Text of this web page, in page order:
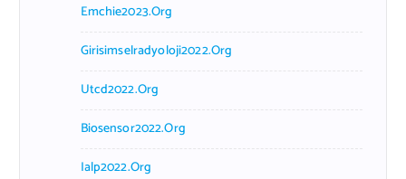
Emchie2023.org
Girisimselradyoloji2022.org
Utcd2022.org
Biosensor2022.org
Ialp2022.org